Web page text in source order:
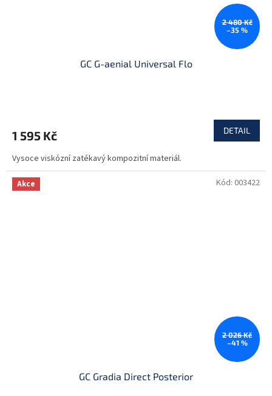
2 480 Kč
–35 %
GC G-aenial Universal Flo
1 595 Kč DETAIL
Vysoce viskózní zatékavý kompozitní materiál.
Akce
2 026 Kč
–41 %
GC Gradia Direct Posterior
Kód: 003422